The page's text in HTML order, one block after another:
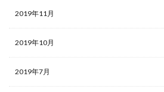
2019年11月
2019年10月
2019年7月